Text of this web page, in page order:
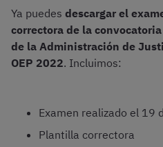
Ya puedes descargar el
correctora de la
de la Administración de
OEP 2022. Incluimos:
Examen realizado el 19
Plantilla correctora